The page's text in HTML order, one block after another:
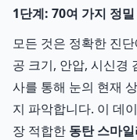
1단계: 70여 가지 정
모든 것은 정확한 진
공 크기, 안압, 시신경
사를 통해 눈의 현재
지 파악합니다. 이 데
장 적합한 동탄 스마